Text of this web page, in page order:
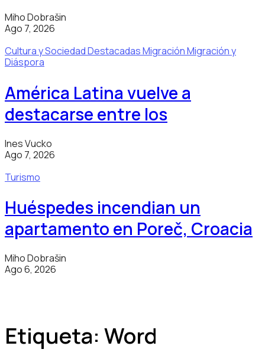
Miho Dobrašin
Ago 7, 2026
Cultura y SociedadDestacadasMigraciónMigración y
Diáspora
América Latina vuelve a
destacarse entre los
Ines Vucko
Ago 7, 2026
Turismo
Huéspedes incendian un
apartamento en Poreč, Croacia
Miho Dobrašin
Ago 6, 2026
Etiqueta: Word